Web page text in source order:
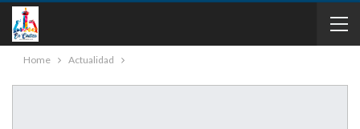
Home Actualidad